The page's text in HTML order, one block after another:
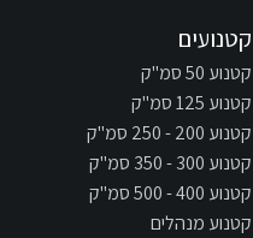
קטנועים
קטנוע 50 סמ"ק
קטנוע 125 סמ"ק
קטנוע 200 - 250 סמ"ק
קטנוע 300 - 350 סמ"ק
קטנוע 400 - 500 סמ"ק
קטנוע מנהלים